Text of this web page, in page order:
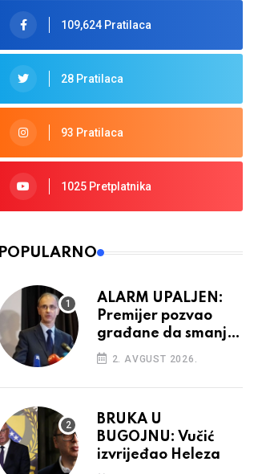
109,624 Pratilaca
28 Pratilaca
93 Pratilaca
1025 Pretplatnika
POPULARNO
ALARM UPALJEN:
Premijer pozvao
građane da smanje
potrošnju struje
2. AVGUST 2026.
BRUKA U
BUGOJNU: Vučić
izvrijeđao Heleza